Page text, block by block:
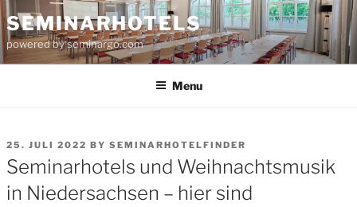
Skip
to
content
SEMINARHOTELS
powered by seminargo.com
Menu
POSTED
ON
25. JULI 2022 BY SEMINARHOTELFINDER
Seminarhotels und Weihnachtsmusik
in Niedersachsen – hier sind